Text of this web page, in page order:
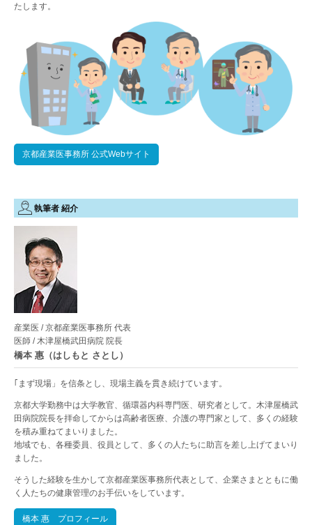
たします。
京都産業医事務所 公式Webサイト
執筆者 紹介
産業医 / 京都産業医事務所 代表
医師 / 木津屋橋武田病院 院長
橋本 惠（はしもと さとし）
｢まず現場」を信条とし、現場主義を貫き続けています。
京都大学勤務中は大学教官、循環器内科専門医、研究者として。木津屋橋武
田病院院長を拝命してからは高齢者医療、介護の専門家として、多くの経験
を積み重ねてまいりました。
地域でも、各種委員、役員として、多くの人たちに助言を差し上げてまいり
ました。
そうした経験を生かして京都産業医事務所代表として、企業さまとともに働
く人たちの健康管理のお手伝いをしています。
橋本 惠 プロフィール